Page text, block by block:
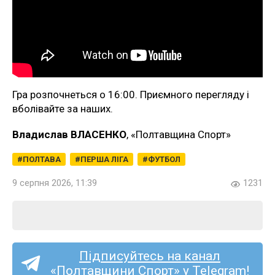
Гра розпочнеться о 16:00. Приємного перегляду і
вболівайте за наших.
Владислав ВЛАСЕНКО, «Полтавщина Спорт»
ПОЛТАВА ПЕРША ЛІГА ФУТБОЛ
9 серпня 2026, 11:39 1231
Підписуйтесь на канал
«Полтавщини Спорт» у Telegram!